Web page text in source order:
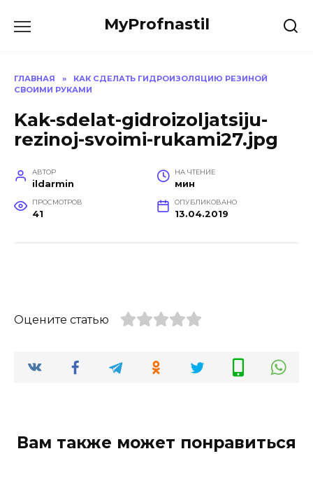
MyProfnastil
ГЛАВНАЯ »
КАК СДЕЛАТЬ ГИДРОИЗОЛЯЦИЮ РЕЗИНОЙ
СВОИМИ РУКАМИ
Kak-sdelat-gidroizoljatsiju-
rezinoj-svoimi-rukami27.jpg
АВТОР
ildarmin
НА ЧТЕНИЕ
мин
ПРОСМОТРОВ
41
ОПУБЛИКОВАНО
13.04.2019
Оцените статью
Вам также может понравиться